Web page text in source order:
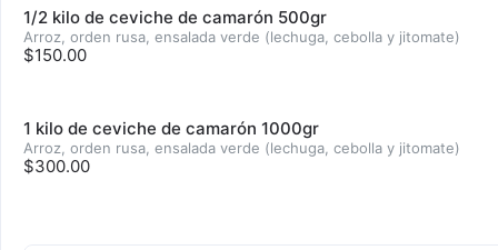
1/2 kilo de ceviche de camarón 500gr
Arroz, orden rusa, ensalada verde (lechuga, cebolla y jitomate)
$150.00
1 kilo de ceviche de camarón 1000gr
Arroz, orden rusa, ensalada verde (lechuga, cebolla y jitomate)
$300.00